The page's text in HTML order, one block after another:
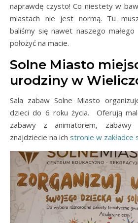
naprawdę czysto! Co niestety w
miastach nie jest normą. Tu
baliśmy się nawet naszego małego
położyć na macie.
Solne Miasto
urodziny w
Sala zabaw Solne Miasto
dzieci do 6 roku życia. Oferują
zabawy z animatorem, zabawy
znajdziecie na ich stronie w zakładce